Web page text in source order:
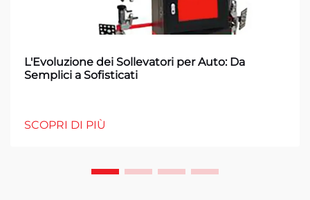
L'Evoluzione dei Sollevatori per Auto: Da
Semplici a Sofisticati
SCOPRI DI PIÙ